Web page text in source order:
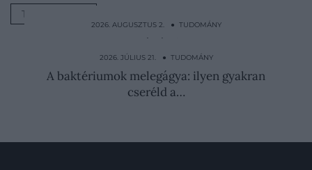
TUDOMÁNY
2026. AUGUSZTUS 2. ● TUDOMÁNY
Gyerekként kasztrálták őket, hogy a kínai
császárt…
2026. JÚLIUS 21. ● TUDOMÁNY
A baktériumok melegágya: ilyen gyakran
cseréld a…